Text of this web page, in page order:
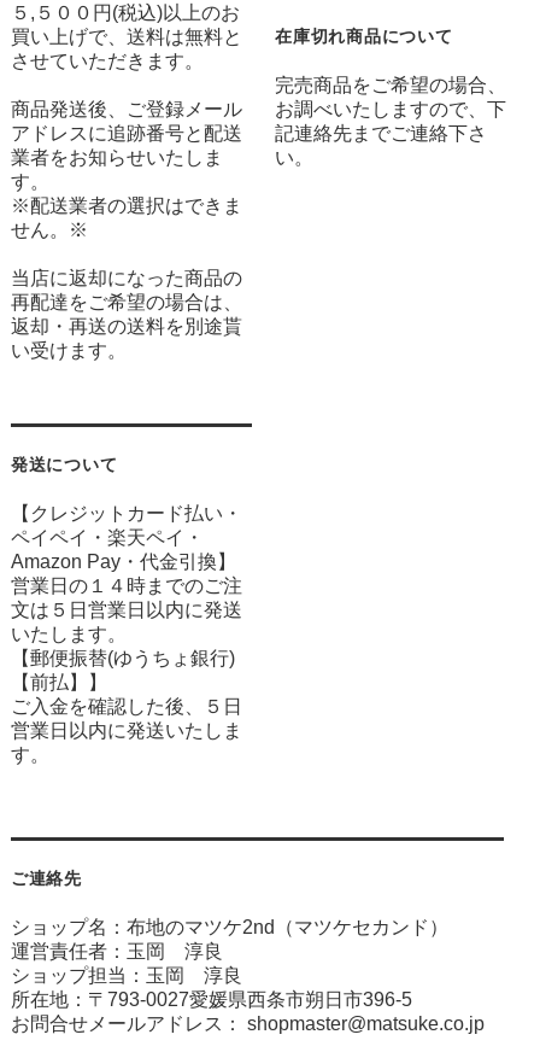
５,５００円(税込)以上のお
買い上げで、送料は無料と
させていただきます。
商品発送後、ご登録メール
アドレスに追跡番号と配送
業者をお知らせいたしま
す。
※配送業者の選択はできま
せん。※
当店に返却になった商品の
再配達をご希望の場合は、
返却・再送の送料を別途貰
い受けます。
発送について
【クレジットカード払い・
ペイペイ・楽天ペイ・
Amazon Pay・ 代金引換】
営業日の１４時までのご注
文は５日営業日以内に発送
いたします。
【郵便振替(ゆうちょ銀行)
【前払】】
ご入金を確認した後、５日
営業日以内に発送いたしま
す。
在庫切れ商品について
完売商品をご希望の場合、
お調べいたしますので、下
記連絡先までご連絡下さ
い。
ご連絡先
ショップ名：布地のマツケ2nd（マツケセカンド）
運営責任者：玉岡 淳良
ショップ担当：玉岡 淳良
所在地：〒793-0027愛媛県西条市朔日市396-5
お問合せメールアドレス： shopmaster@matsuke.co.jp